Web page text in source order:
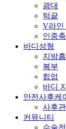
광대
턱끝
V라인
인중
바디성형
지방
복부
힙업
바디
안전사후케
사후
커뮤니티
수술